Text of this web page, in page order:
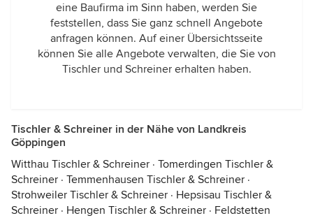
eine Baufirma im Sinn haben, werden Sie
feststellen, dass Sie ganz schnell Angebote
anfragen können. Auf einer Übersichtsseite
können Sie alle Angebote verwalten, die Sie von
Tischler und Schreiner erhalten haben.
Tischler & Schreiner in der Nähe von Landkreis
Göppingen
Witthau Tischler & Schreiner · Tomerdingen Tischler &
Schreiner · Temmenhausen Tischler & Schreiner ·
Strohweiler Tischler & Schreiner · Hepsisau Tischler &
Schreiner · Hengen Tischler & Schreiner · Feldstetten